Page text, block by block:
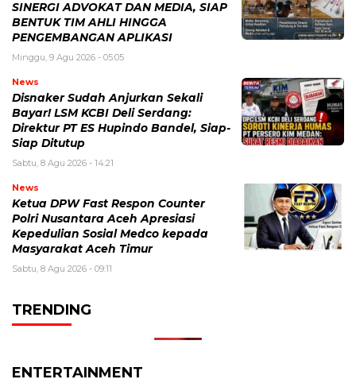
SINERGI ADVOKAT DAN MEDIA, SIAP
BENTUK TIM AHLI HINGGA
PENGEMBANGAN APLIKASI
Minggu, 9 Agu 2026 - 05:05
News
Disnaker Sudah Anjurkan Sekali
Bayar! LSM KCBI Deli Serdang:
Direktur PT ES Hupindo Bandel, Siap-
Siap Ditutup
Sabtu, 8 Agu 2026 - 14:21
News
Ketua DPW Fast Respon Counter
Polri Nusantara Aceh Apresiasi
Kepedulian Sosial Medco kepada
Masyarakat Aceh Timur
Sabtu, 8 Agu 2026 - 09:11
TRENDING
ENTERTAINMENT